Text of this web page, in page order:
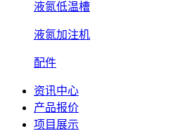
液氮低温槽
液氮加注机
配件
资讯中心
产品报价
项目展示